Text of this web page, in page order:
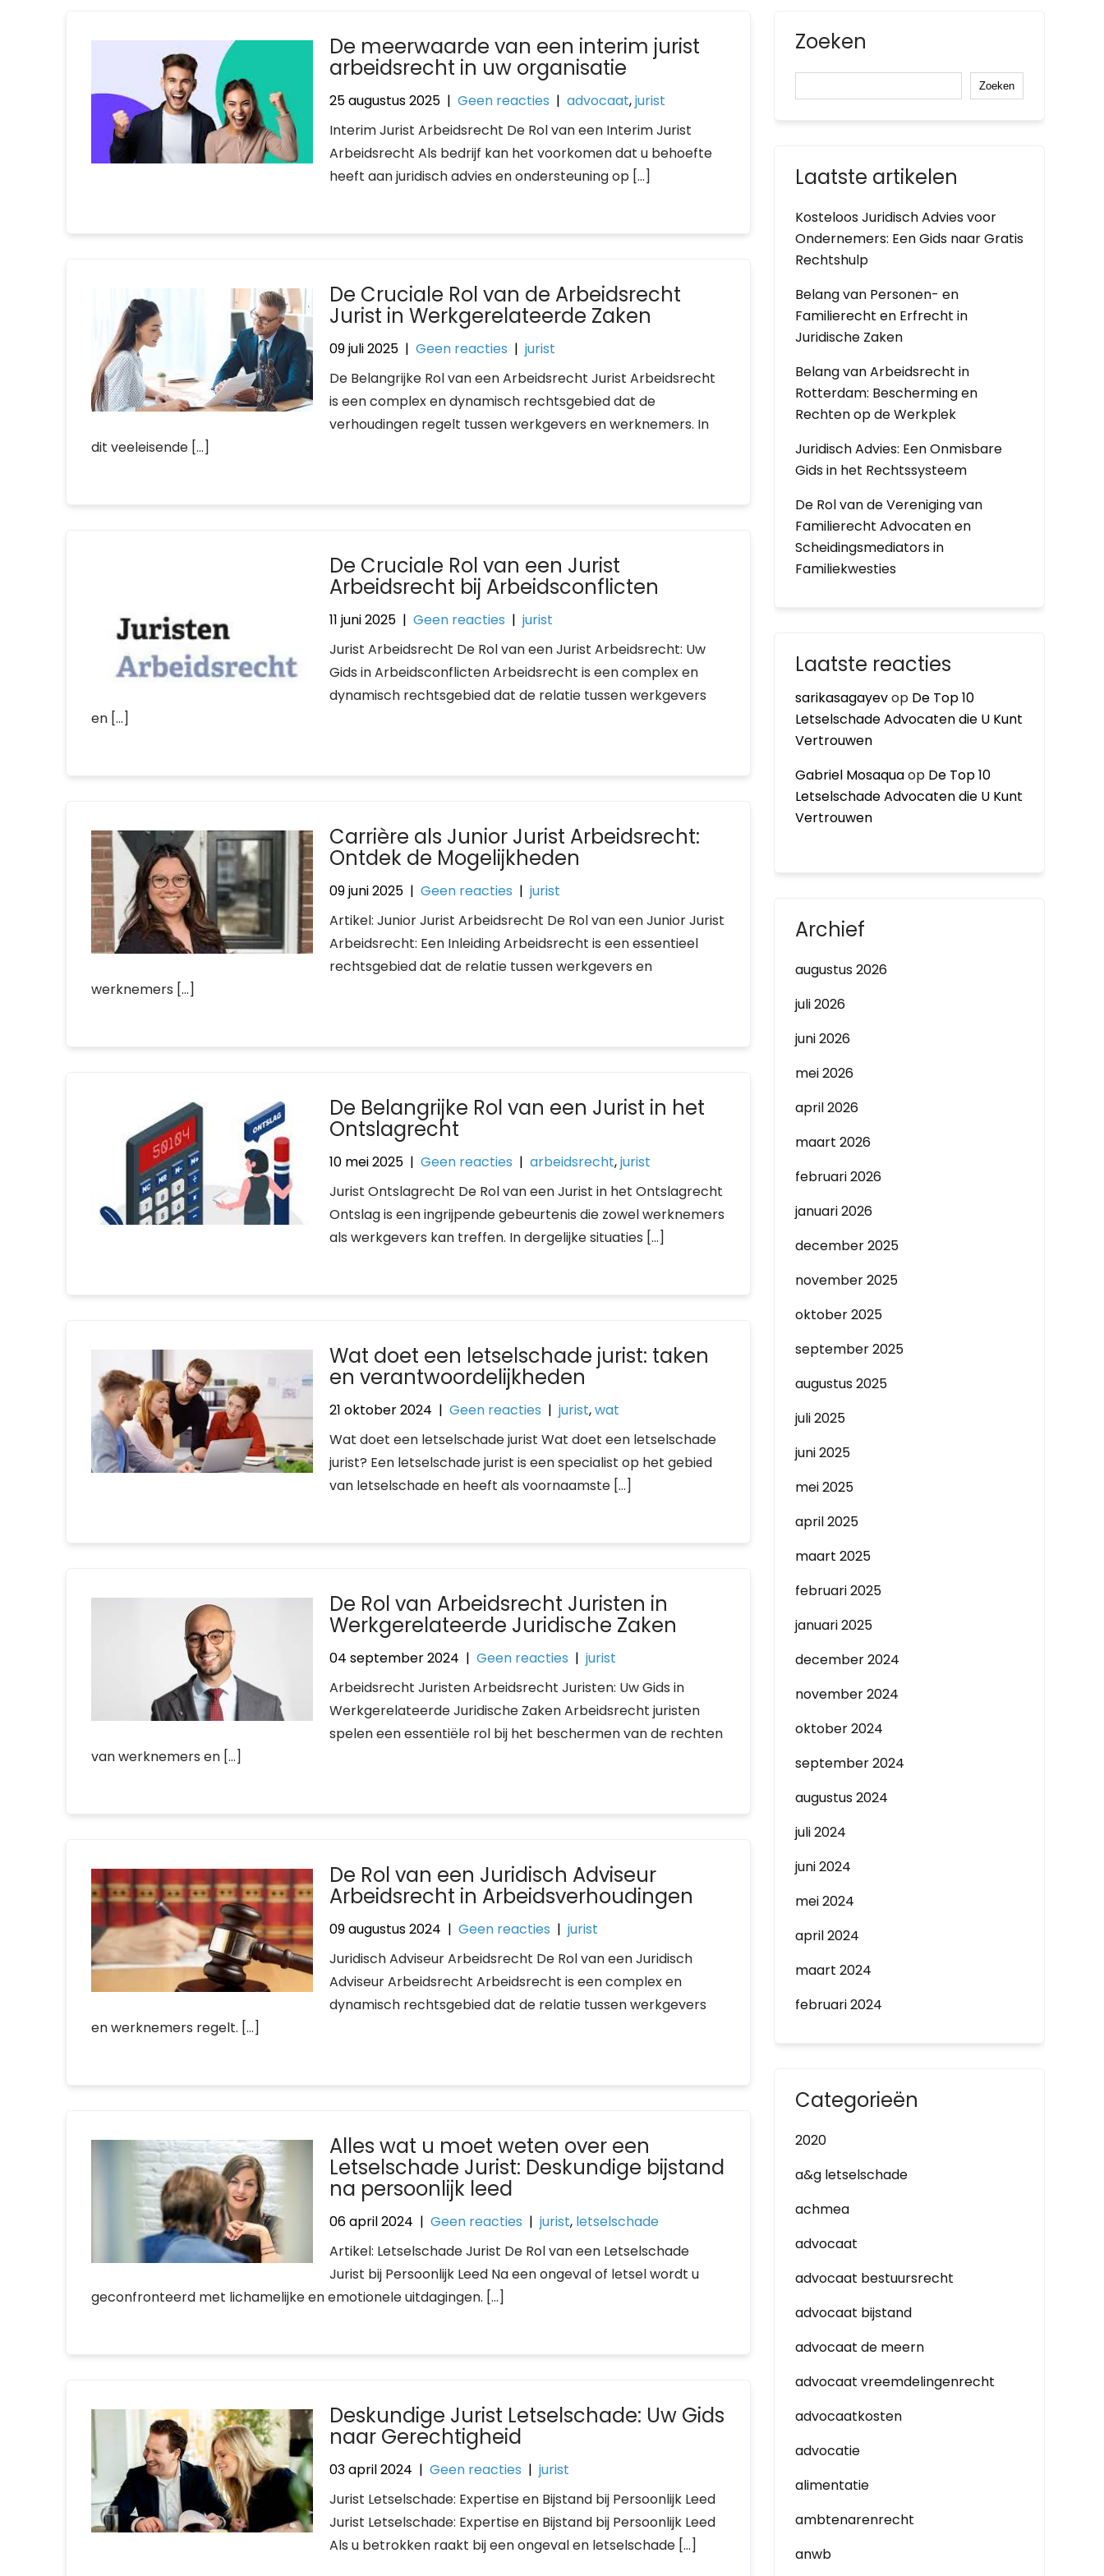
De meerwaarde van een interim jurist
arbeidsrecht in uw organisatie
25 augustus 2025 |Geen reacties |advocaat,jurist
Interim Jurist Arbeidsrecht De Rol van een Interim Jurist
Arbeidsrecht Als bedrijf kan het voorkomen dat u behoefte
heeft aan juridisch advies en ondersteuning op […]
De Cruciale Rol van de Arbeidsrecht
Jurist in Werkgerelateerde Zaken
09 juli 2025 |Geen reacties |jurist
De Belangrijke Rol van een Arbeidsrecht Jurist Arbeidsrecht
is een complex en dynamisch rechtsgebied dat de
verhoudingen regelt tussen werkgevers en werknemers. In
dit veeleisende […]
De Cruciale Rol van een Jurist
Arbeidsrecht bij Arbeidsconflicten
11 juni 2025 |Geen reacties |jurist
Jurist Arbeidsrecht De Rol van een Jurist Arbeidsrecht: Uw
Gids in Arbeidsconflicten Arbeidsrecht is een complex en
dynamisch rechtsgebied dat de relatie tussen werkgevers
en […]
Carrière als Junior Jurist Arbeidsrecht:
Ontdek de Mogelijkheden
09 juni 2025 |Geen reacties |jurist
Artikel: Junior Jurist Arbeidsrecht De Rol van een Junior Jurist
Arbeidsrecht: Een Inleiding Arbeidsrecht is een essentieel
rechtsgebied dat de relatie tussen werkgevers en
werknemers […]
De Belangrijke Rol van een Jurist in het
Ontslagrecht
10 mei 2025 |Geen reacties |arbeidsrecht,jurist
Jurist Ontslagrecht De Rol van een Jurist in het Ontslagrecht
Ontslag is een ingrijpende gebeurtenis die zowel werknemers
als werkgevers kan treffen. In dergelijke situaties […]
Wat doet een letselschade jurist: taken
en verantwoordelijkheden
21 oktober 2024 |Geen reacties |jurist,wat
Wat doet een letselschade jurist Wat doet een letselschade
jurist? Een letselschade jurist is een specialist op het gebied
van letselschade en heeft als voornaamste […]
De Rol van Arbeidsrecht Juristen in
Werkgerelateerde Juridische Zaken
04 september 2024 |Geen reacties |jurist
Arbeidsrecht Juristen Arbeidsrecht Juristen: Uw Gids in
Werkgerelateerde Juridische Zaken Arbeidsrecht juristen
spelen een essentiële rol bij het beschermen van de rechten
van werknemers en […]
De Rol van een Juridisch Adviseur
Arbeidsrecht in Arbeidsverhoudingen
09 augustus 2024 |Geen reacties |jurist
Juridisch Adviseur Arbeidsrecht De Rol van een Juridisch
Adviseur Arbeidsrecht Arbeidsrecht is een complex en
dynamisch rechtsgebied dat de relatie tussen werkgevers
en werknemers regelt. […]
Alles wat u moet weten over een
Letselschade Jurist: Deskundige bijstand
na persoonlijk leed
06 april 2024 |Geen reacties |jurist, letselschade
Artikel: Letselschade Jurist De Rol van een Letselschade
Jurist bij Persoonlijk Leed Na een ongeval of letsel wordt u
geconfronteerd met lichamelijke en emotionele uitdagingen. […]
Deskundige Jurist Letselschade: Uw Gids
naar Gerechtigheid
03 april 2024 |Geen reacties |jurist
Jurist Letselschade: Expertise en Bijstand bij Persoonlijk Leed
Jurist Letselschade: Expertise en Bijstand bij Persoonlijk Leed
Als u betrokken raakt bij een ongeval en letselschade […]
Zoeken
Zoeken
Laatste artikelen
Kosteloos Juridisch Advies voor
Ondernemers: Een Gids naar Gratis
Rechtshulp
Belang van Personen- en
Familierecht en Erfrecht in
Juridische Zaken
Belang van Arbeidsrecht in
Rotterdam: Bescherming en
Rechten op de Werkplek
Juridisch Advies: Een Onmisbare
Gids in het Rechtssysteem
De Rol van de Vereniging van
Familierecht Advocaten en
Scheidingsmediators in
Familiekwesties
Laatste reacties
sarikasagayevop De Top 10
Letselschade Advocaten die U Kunt
Vertrouwen
Gabriel Mosaquaop De Top 10
Letselschade Advocaten die U Kunt
Vertrouwen
Archief
augustus 2026
juli 2026
juni 2026
mei 2026
april 2026
maart 2026
februari 2026
januari 2026
december 2025
november 2025
oktober 2025
september 2025
augustus 2025
juli 2025
juni 2025
mei 2025
april 2025
maart 2025
februari 2025
januari 2025
december 2024
november 2024
oktober 2024
september 2024
augustus 2024
juli 2024
juni 2024
mei 2024
april 2024
maart 2024
februari 2024
Categorieën
2020
a&g letselschade
achmea
advocaat
advocaat bestuursrecht
advocaat bijstand
advocaat de meern
advocaat vreemdelingenrecht
advocaatkosten
advocatie
alimentatie
ambtenarenrecht
anwb